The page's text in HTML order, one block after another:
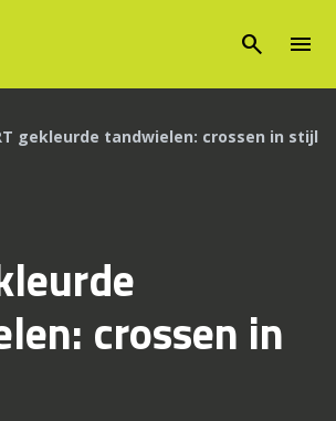
search menu
gekleurde tandwielen: crossen in stijl
crossen in